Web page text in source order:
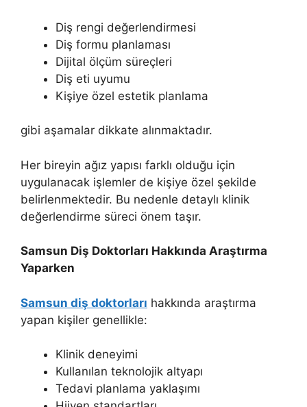
Diş rengi değerlendirmesi
Diş formu planlaması
Dijital ölçüm süreçleri
Diş eti uyumu
Kişiye özel estetik planlama
gibi aşamalar dikkate alınmaktadır.
Her bireyin ağız yapısı farklı olduğu için
uygulanacak işlemler de kişiye özel şekilde
belirlenmektedir. Bu nedenle detaylı klinik
değerlendirme süreci önem taşır.
Samsun Diş Doktorları Hakkında Araştırma
Yaparken
Samsun diş doktorları hakkında araştırma
yapan kişiler genellikle:
Klinik deneyimi
Kullanılan teknolojik altyapı
Tedavi planlama yaklaşımı